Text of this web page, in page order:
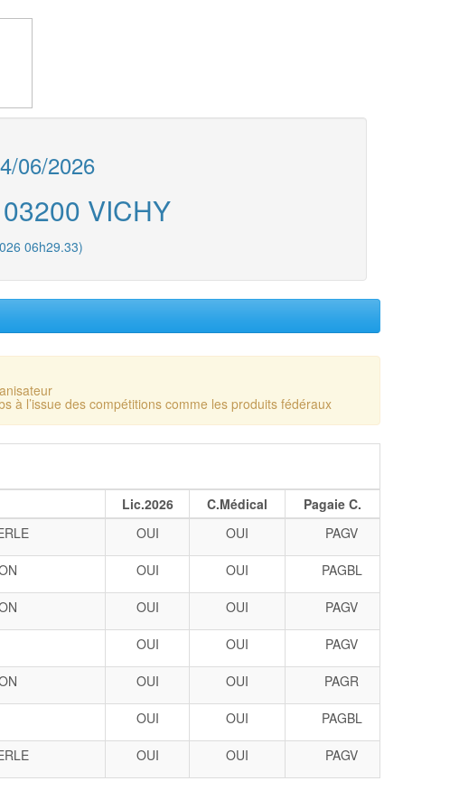
06/2026
VICHY
06h29.33)
à l’issue des compétitions comme les produits fédéraux
Lic.2026 C.Médical
Pagaie C.
OUI OUI PAGV
OUI OUI PAGBL
OUI OUI PAGV
OUI OUI PAGV
OUI OUI PAGR
OUI OUI PAGBL
OUI OUI PAGV